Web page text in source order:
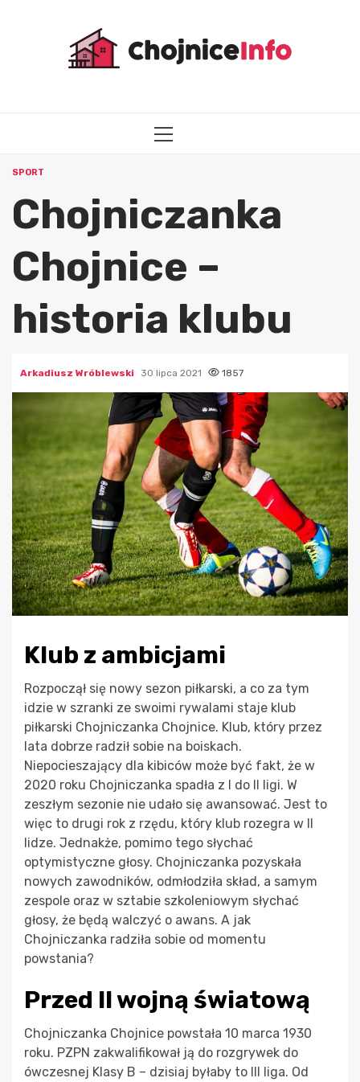
MENU
SPORT
Chojniczanka
Chojnice –
historia klubu
Arkadiusz Wróblewski 30 lipca 2021 1857
Klub z ambicjami
Rozpoczął się nowy sezon piłkarski, a co za tym
idzie w szranki ze swoimi rywalami staje klub
piłkarski Chojniczanka Chojnice. Klub, który przez
lata dobrze radził sobie na boiskach.
Niepocieszający dla kibiców może być fakt, że w
2020 roku Chojniczanka spadła z I do II ligi. W
zeszłym sezonie nie udało się awansować. Jest to
więc to drugi rok z rzędu, który klub rozegra w II
lidze. Jednakże, pomimo tego słychać
optymistyczne głosy. Chojniczanka pozyskała
nowych zawodników, odmłodziła skład, a samym
zespole oraz w sztabie szkoleniowym słychać
głosy, że będą walczyć o awans. A jak
Chojniczanka radziła sobie od momentu
powstania?
Przed II wojną światową
Chojniczanka Chojnice powstała 10 marca 1930
roku. PZPN zakwalifikował ją do rozgrywek do
ówczesnej Klasy B – dzisiaj byłaby to III liga. Od